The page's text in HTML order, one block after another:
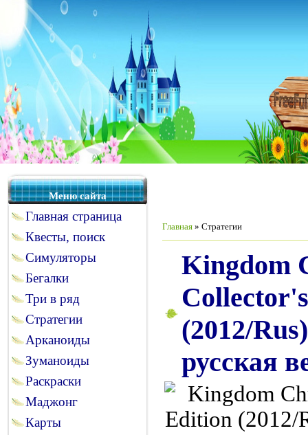
Меню сайта
Главная страница
Квесты, поиск
Симуляторы
Бегалки
Три в ряд
Стратегии
Арканоиды
Зуманоиды
Раскраски
Маджонг
Карты
Главная » Стратегии
Kingdom
(2012/
русская